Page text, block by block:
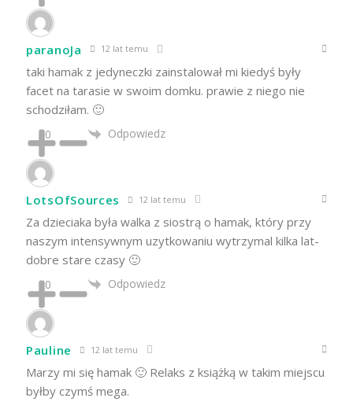
paranoJa 12 lat temu
taki hamak z jedyneczki zainstalował mi kiedyś były
facet na tarasie w swoim domku. prawie z niego nie
schodziłam. 🙂
0 Odpowiedz
LotsOfSources 12 lat temu
Za dzieciaka była walka z siostrą o hamak, który przy
naszym intensywnym uzytkowaniu wytrzymal kilka lat-
dobre stare czasy 🙂
0 Odpowiedz
Pauline 12 lat temu
Marzy mi się hamak 🙂 Relaks z książką w takim miejscu
byłby czymś mega.